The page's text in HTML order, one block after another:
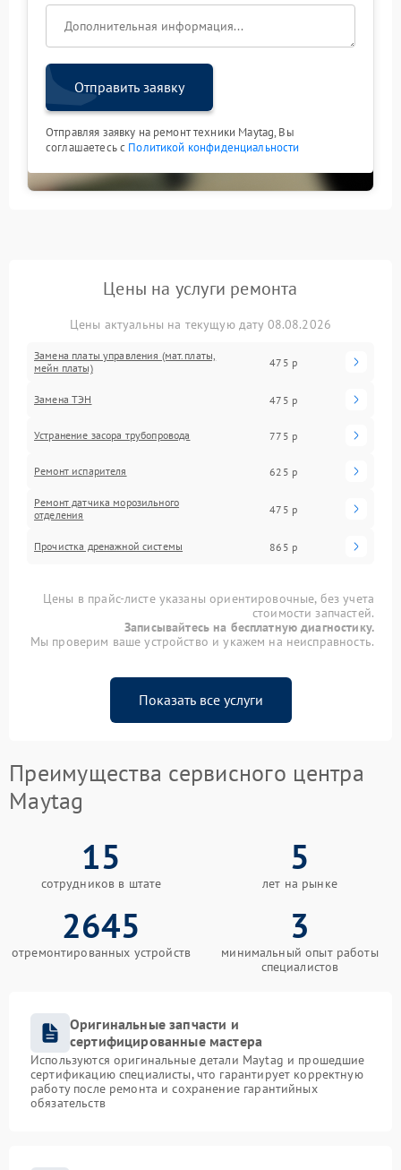
Отправить заявку
Отправляя заявку на ремонт техники Maytag, Вы
соглашаетесь с Политикой конфиденциальности
Цены на услуги ремонта
Цены актуальны на текущую дату 08.08.2026
Замена платы управления (мат.платы,
мейн платы)
475 р
Замена ТЭН 475 р
Устранение засора трубопровода 775 р
Ремонт испарителя 625 р
Ремонт датчика морозильного
отделения
475 р
Прочистка дренажной системы 865 р
Цены в прайс-листе указаны ориентировочные, без учета
стоимости запчастей.
Записывайтесь на бесплатную диагностику.
Мы проверим ваше устройство и укажем на неисправность.
Показать все услуги
Преимущества сервисного центра
Maytag
15
сотрудников в штате
5
лет на рынке
2645
отремонтированных устройств
3
минимальный опыт работы
специалистов
Оригинальные запчасти и
сертифицированные мастера
Используются оригинальные детали Maytag и прошедшие
сертификацию специалисты, что гарантирует корректную
работу после ремонта и сохранение гарантийных
обязательств